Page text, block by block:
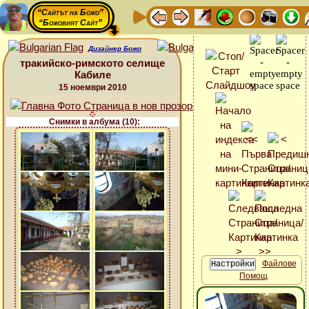
“Сайтът на Божо”
“Божовият Сайт”
Дизайнер Божо
тракийско-римското селище
Кабиле
15 ноември 2010
Снимки в албума (10):
Файлове
Помощ